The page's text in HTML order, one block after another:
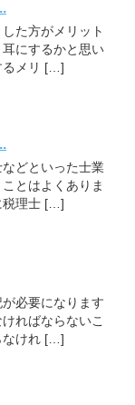
た方がメリット
にするかと思い
るメリ […]
どといった士業
とはよくありま
税理士 […]
必要になります
ればならないこ
なけれ […]